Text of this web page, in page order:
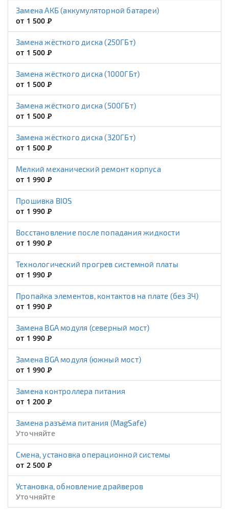
Замена АКБ (аккумуляторной батареи)
от 1 500Р
Замена жёсткого диска (250ГБт)
от 1 500Р
Замена жёсткого диска (1000ГБт)
от 1 500Р
Замена жёсткого диска (500ГБт)
от 1 500Р
Замена жёсткого диска (320ГБт)
от 1 500Р
Мелкий механический ремонт корпуса
от 1 990Р
Прошивка BIOS
от 1 990Р
Восстановление после попадания жидкости
от 1 990Р
Технологический прогрев системной платы
от 1 990Р
Пропайка элементов, контактов на плате (без ЗЧ)
от 1 990Р
Замена BGA модуля (северный мост)
от 1 990Р
Замена BGA модуля (южный мост)
от 1 990Р
Замена контроллера питания
от 1 200Р
Замена разъёма питания (MagSafe)
Уточняйте
Смена, установка операционной системы
от 2 500Р
Установка, обновление драйверов
Уточняйте